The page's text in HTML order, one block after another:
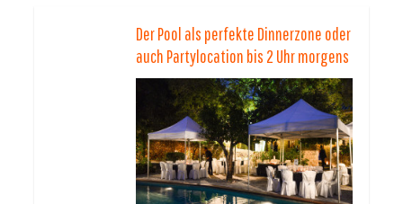
Der Pool als perfekte Dinnerzone oder
auch Partylocation bis 2 Uhr morgens